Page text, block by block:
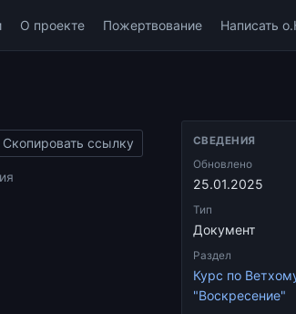
О проекте Пожертвование Написать
Скопировать ссылку
СВЕДЕНИЯ
Обновлено
25.01.2025
Тип
Документ
Раздел
Курс по
"Воскресение"